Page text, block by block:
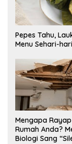
Pepes Tahu,
Menu Sehari-hari
Mengapa
Rumah Anda?
Biologi Sang